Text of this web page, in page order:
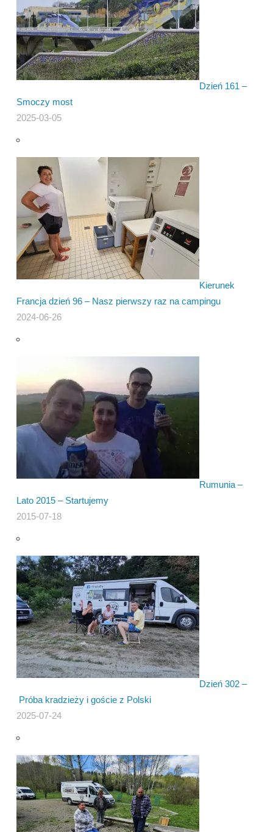
Dzień 161 –
Smoczy most
2025-03-05
Kierunek
Francja dzień 96 – Nasz pierwszy raz na campingu
2024-06-26
Rumunia –
Lato 2015 – Startujemy
2015-07-18
Dzień 302 –
Próba kradzieży i goście z Polski
2025-07-24